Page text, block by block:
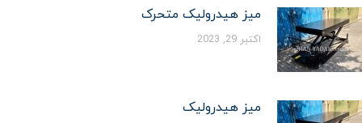
میز هیدرولیک متحرک
اکتبر 29, 2023
میز هیدرولیک